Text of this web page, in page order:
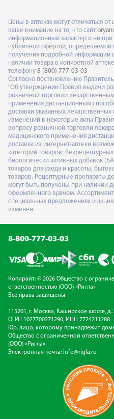
Цены в аптеках могут отличаться
ваше внимание на то, что сайт
информационный характер и ни при
публичной офертой,
получения подробной информации
наличии товара в конкретной
телефону 8 (800) 777-03-03
Согласно постановлению
"Об утверждении Правил выдачи
розничной торговли
применения дистанционным
доставки указанных
изменений в некоторые акты
вопросу розничной торговли
медицинского применения
доставка из интернет-аптеки
категорий товаров:
биологически активных добавок
товаров для ухода и красоты,
товаров. Рецептурные препараты
могут быть получены при наличии
оформленного врачом.
специальных предложениях и
изменен
8-800-777-03-03
Копирайт: © 2026 Общество с
ответственностью (ООО) «Ригла»
Все права защищены
115201, г. Москва, Каширское шоссе, д.
ОГРН 1027700271290; ИНН 7724211288
Юр. лицо, которому принадлежит
Общество с ограниченной
(ООО) «Ригла»
Электронная почта: info@rigla.ru